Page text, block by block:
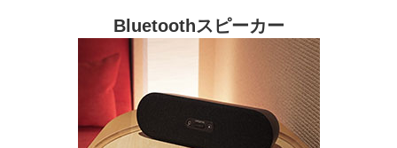
Bluetoothスピーカー